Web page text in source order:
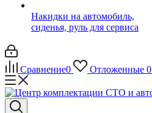
Накидки на автомобиль,
сиденья, руль для сервиса
Сравнение0 Отложенные 0